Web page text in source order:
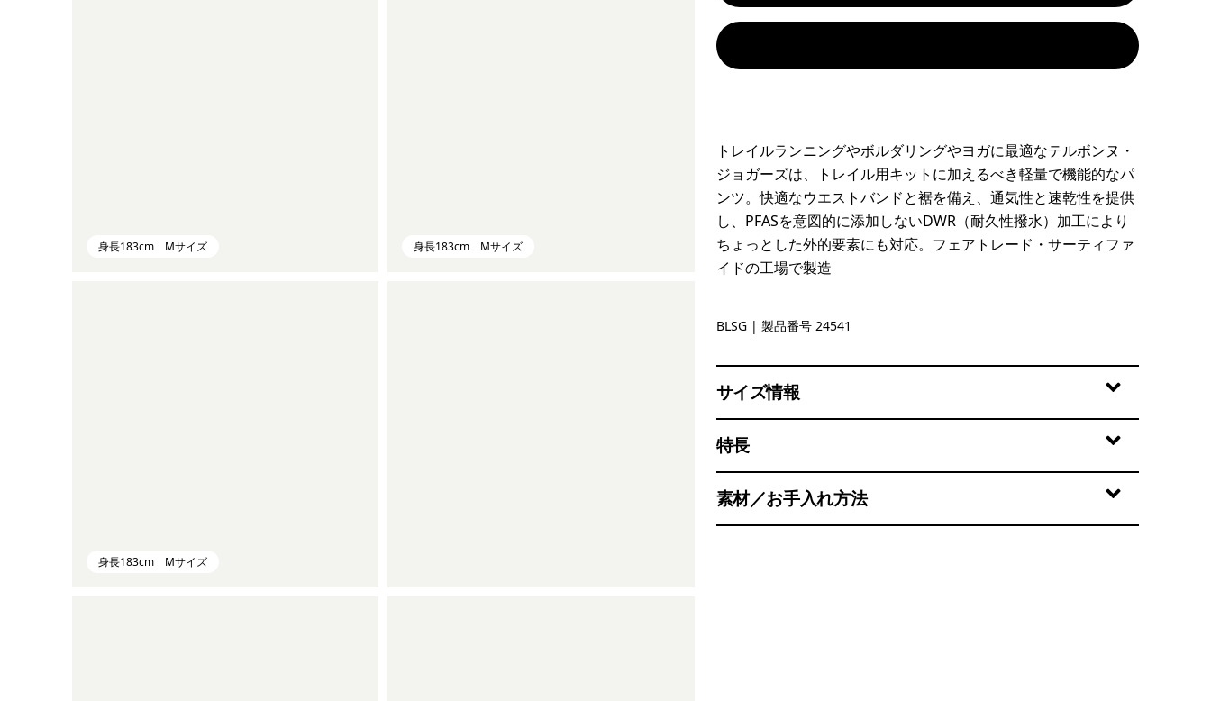
身長183cm Mサイズ 身長183cm Mサイズ
身長183cm Mサイズ
トレイルランニングやボルダリングやヨガに最適なテルボンヌ・
ジョガーズは、トレイル用キットに加えるべき軽量で機能的なパ
ンツ。快適なウエストバンドと裾を備え、通気性と速乾性を提供
し、PFASを意図的に添加しないDWR（耐久性撥水）加工により
ちょっとした外的要素にも対応。フェアトレード・サーティファ
イドの工場で製造
Blue Sage
BLSG | 製品番号 24541
サイズ情報
特長
素材／お手入れ方法